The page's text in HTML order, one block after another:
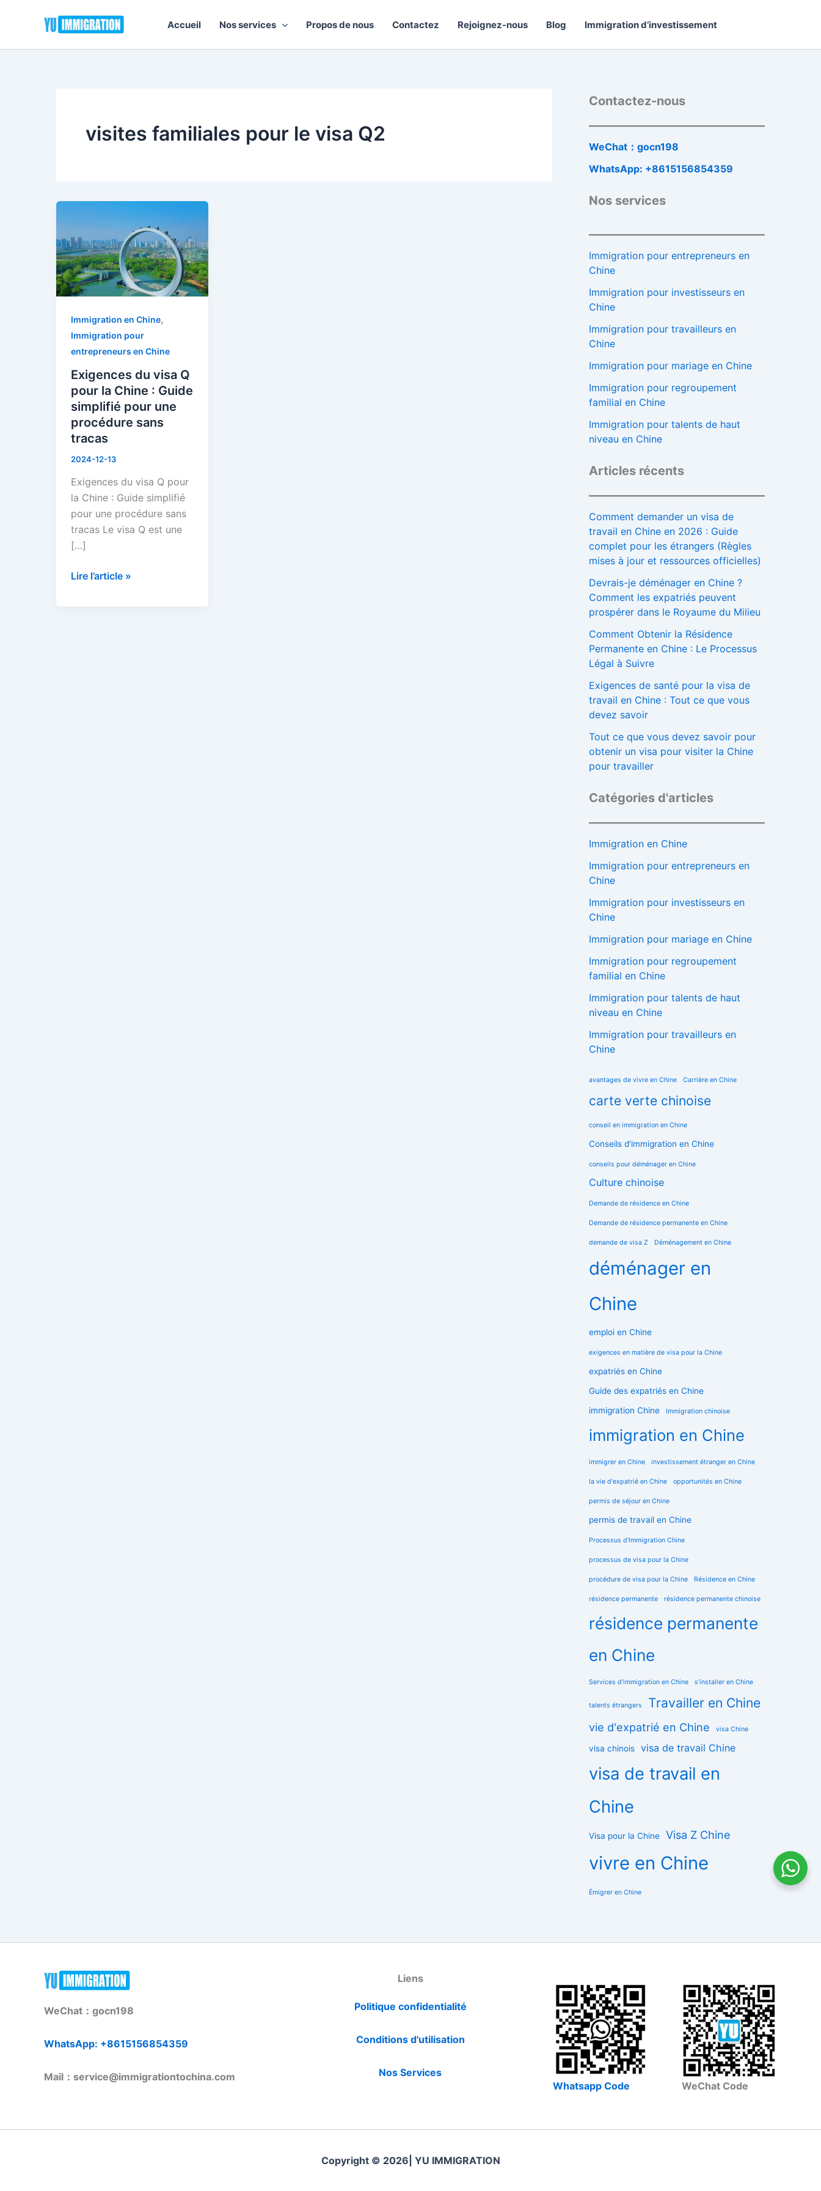
Accueil Nos services Propos de nous Contactez Rejoignez-nous Blog Immigration d’investissement
visites familiales pour le visa Q2
Immigration en Chine,
Immigration pour
entrepreneurs en Chine
Exigences du visa Q
pour la Chine : Guide
simplifié pour une
procédure sans
tracas
2024-12-13
Exigences du visa Q pour
la Chine : Guide simplifié
pour une procédure sans
tracas Le visa Q est une
[…]
du
visa
Q
pour
la
:
Guide
simplifié
pour
procédure
sans
tracas
Lire l’article »
Contactez-nous
WeChat：gocn198
WhatsApp: +8615156854359
Nos services
Immigration pour entrepreneurs en
Chine
Immigration pour investisseurs en
Chine
Immigration pour travailleurs en
Chine
Immigration pour mariage en Chine
Immigration pour regroupement
familial en Chine
Immigration pour talents de haut
niveau en Chine
Articles récents
Comment demander un visa de
travail en Chine en 2026 : Guide
complet pour les étrangers (Règles
mises à jour et ressources officielles)
Devrais-je déménager en Chine ?
Comment les expatriés peuvent
prospérer dans le Royaume du Milieu
Comment Obtenir la Résidence
Permanente en Chine : Le Processus
Légal à Suivre
Exigences de santé pour la visa de
travail en Chine : Tout ce que vous
devez savoir
Tout ce que vous devez savoir pour
obtenir un visa pour visiter la Chine
pour travailler
Catégories d'articles
Immigration en Chine
Immigration pour entrepreneurs en
Chine
Immigration pour investisseurs en
Chine
Immigration pour mariage en Chine
Immigration pour regroupement
familial en Chine
Immigration pour talents de haut
niveau en Chine
Immigration pour travailleurs en
Chine
avantages de vivre en Chine Carrière en Chine
carte verte chinoise
conseil en immigration en Chine
Conseils d'immigration en Chine
conseils pour déménager en Chine
Culture chinoise
Demande de résidence en Chine
Demande de résidence permanente en Chine
demande de visa Z Déménagement en Chine
déménager en
Chine
emploi en Chine
exigences en matière de visa pour la Chine
expatriés en Chine
Guide des expatriés en Chine
immigration Chine
Immigration chinoise
immigration en Chine
immigrer en Chine investissement étranger en Chine
la vie d'expatrié en Chine opportunités en Chine
permis de séjour en Chine
permis de travail en Chine
Processus d'Immigration Chine
processus de visa pour la Chine
procédure de visa pour la Chine Résidence en Chine
résidence permanente résidence permanente chinoise
résidence permanente
en Chine
Services d'immigration en Chine s’installer en Chine
talents étrangers Travailler en Chine
vie d'expatrié en Chine visa Chine
visa chinois visa de travail Chine
visa de travail en
Chine
Visa pour la Chine Visa Z Chine
vivre en Chine
Émigrer en Chine
WeChat：gocn198
WhatsApp: +8615156854359
Mail：service@immigrationtochina.com
Liens
Politique confidentialité
Conditions d'utilisation
Nos Services
Whatsapp Code
WeChat Code
Copyright © 2026| YU IMMIGRATION